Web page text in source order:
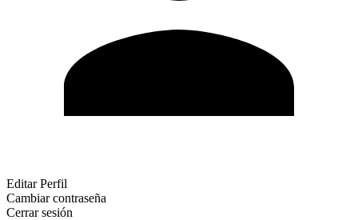
Editar Perfil
Cambiar contraseña
Cerrar sesión